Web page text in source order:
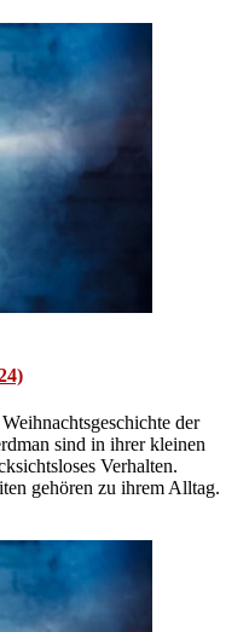
der
sind in ihrer kleinen
Verhalten.
gehören zu ihrem Alltag.